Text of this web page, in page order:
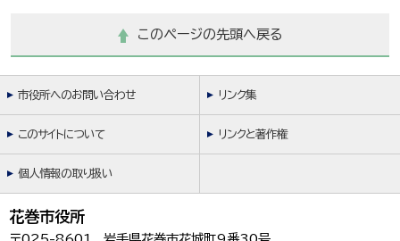
このページの先頭へ戻る
市役所へのお問い合わせ リンク集
このサイトについて リンクと著作権
個人情報の取り扱い
花巻市役所